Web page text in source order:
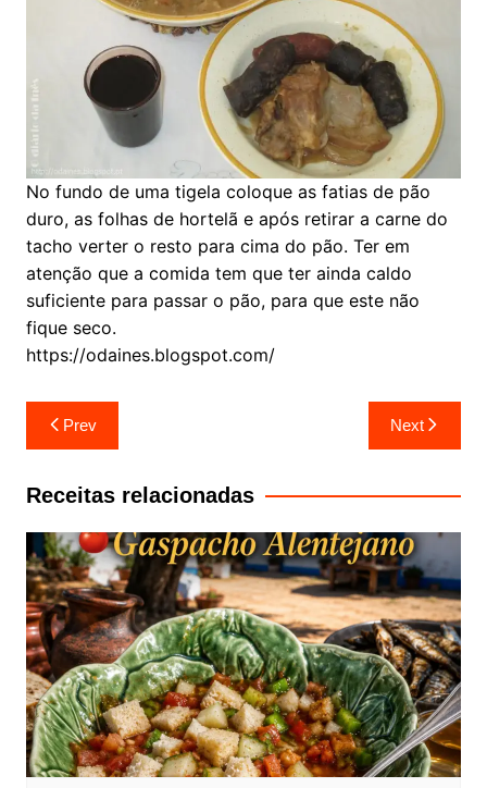
No fundo de uma tigela coloque as fatias de pão
duro, as folhas de hortelã e após retirar a carne do
tacho verter o resto para cima do pão. Ter em
atenção que a comida tem que ter ainda caldo
suficiente para passar o pão, para que este não
fique seco.
https://odaines.blogspot.com/
Navegação
de
artigos
Prev Next
Receitas relacionadas